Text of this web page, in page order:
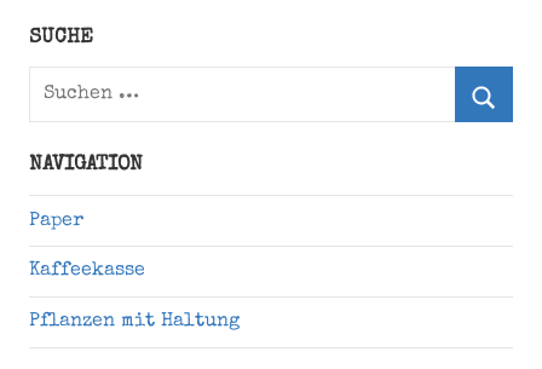
SUCHE
Suchen
nach:
NAVIGATION
Paper
Kaffeekasse
Pflanzen mit Haltung